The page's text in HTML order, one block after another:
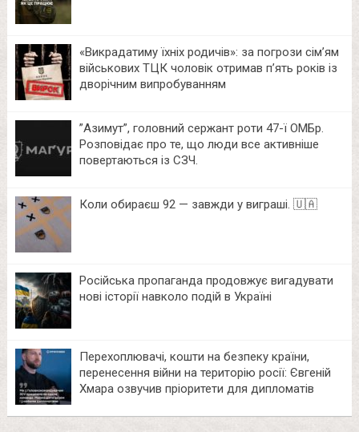
«Викрадатиму їхніх родичів»: за погрози сім’ям
військових ТЦК чоловік отримав п’ять років із
дворічним випробуванням
⁨”Азимут”, головний сержант роти 47-ї ОМБр.
Розповідає про те, що люди все активніше
повертаються із СЗЧ.
Коли обираєш 92 — завжди у виграші. 🇺🇦
Російська пропаганда продовжує вигадувати
нові історії навколо подій в Україні
Перехоплювачі, кошти на безпеку країни,
перенесення війни на територію росії: Євгеній
Хмара озвучив пріоритети для дипломатів